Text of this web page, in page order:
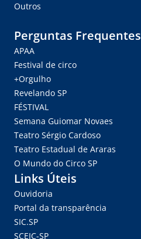
Outros
Perguntas Frequentes
APAA
Festival de circo
+Orgulho
Revelando SP
FÉSTIVAL
Semana Guiomar Novaes
Teatro Sérgio Cardoso
Teatro Estadual de Araras
O Mundo do Circo SP
Links Úteis
Ouvidoria
Portal da transparência
SIC.SP
SCEIC-SP